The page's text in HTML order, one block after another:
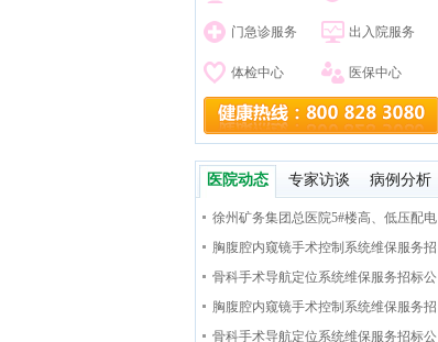
门急诊服务 出入院服务
体检中心 医保中心
医院动态 专家访谈 病例分析
徐州矿务集团总医院5#楼高、低压配电
室 新装七氟丙烷气体灭火系统工程招标公
告
胸腹腔内窥镜手术控制系统维保服务招
标公告
骨科手术导航定位系统维保服务招标公
告 胸腹腔内窥镜手术控制系统维保服务招
标公告
骨科手术导航定位系统维保服务招标公